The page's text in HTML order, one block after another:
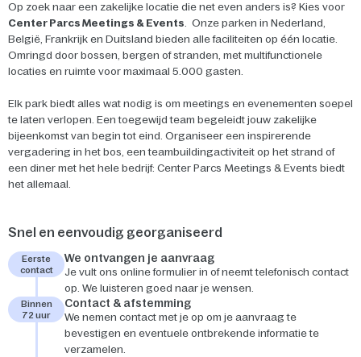
Op zoek naar een zakelijke locatie die net even anders is? Kies voor
Center Parcs Meetings & Events. Onze parken in Nederland,
België, Frankrijk en Duitsland bieden alle faciliteiten op één locatie.
Omringd door bossen, bergen of stranden, met multifunctionele
locaties en ruimte voor maximaal 5.000 gasten.
Elk park biedt alles wat nodig is om meetings en evenementen soepel
te laten verlopen. Een toegewijd team begeleidt jouw zakelijke
bijeenkomst van begin tot eind. Organiseer een inspirerende
vergadering in het bos, een teambuildingactiviteit op het strand of
een diner met het hele bedrijf: Center Parcs Meetings & Events biedt
het allemaal.
Snel en eenvoudig georganiseerd
Eerste
contact
We ontvangen je aanvraag
Je vult ons online formulier in of neemt telefonisch contact
op. We luisteren goed naar je wensen.
Binnen
72 uur
Contact & afstemming
We nemen contact met je op om je aanvraag te
bevestigen en eventuele ontbrekende informatie te
verzamelen.